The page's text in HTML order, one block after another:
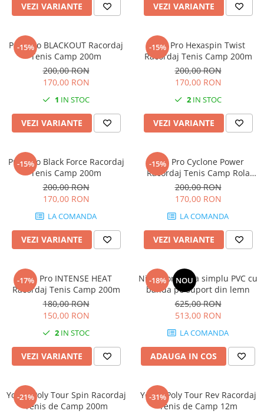
VEZI VARIANTE VEZI VARIANTE
-15%
Pros Pro BLACKOUT Racordaj
Tenis Camp 200m
200,00 RON
170,00 RON
1 IN STOC
VEZI VARIANTE
-15%
Pros Pro Hexaspin Twist
Racordaj Tenis Camp 200m
200,00 RON
170,00 RON
2 IN STOC
VEZI VARIANTE
-15%
Pros Pro Black Force Racordaj
Tenis Camp 200m
200,00 RON
170,00 RON
LA COMANDA
VEZI VARIANTE
-15%
Pros Pro Cyclone Power
Racordaj Tenis Camp Rola
200m
200,00 RON
170,00 RON
LA COMANDA
VEZI VARIANTE
-17%
Pros Pro INTENSE HEAT
Racordaj Tenis Camp 200m
180,00 RON
150,00 RON
2 IN STOC
VEZI VARIANTE
-18% NOU
Nivelator zgura simplu PVC cu
banda pe suport din lemn
625,00 RON
513,00 RON
LA COMANDA
ADAUGA IN COS
-21%
Yonex Poly Tour Spin Racordaj
Tenis de Camp 200m
-31%
Yonex Poly Tour Rev Racordaj
Tenis de Camp 12m